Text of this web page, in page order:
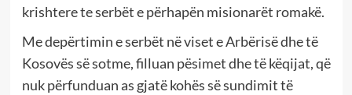
krishtere te serbët e për­hapën misionarët romakë.
Me depërtimin e serbët në viset e Arbërisë dhe të
Kosovës së sotme, filluan pësimet dhe të këqijat, që
nuk përfunduan as gjatë kohës së sundimit të